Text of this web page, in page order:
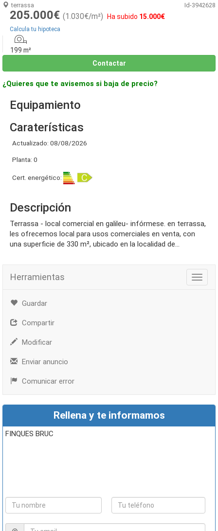
terrassa Id-3942628
205.000€ (1.030€/m²) Ha subido 15.000€
Calcula tu hipoteca
199 m²
Contactar
¿Quieres que te avisemos si baja de precio?
Equipamiento
Caraterísticas
Actualizado: 08/08/2026
Planta: 0
Cert. energético:
Descripción
terrassa - local comercial en galileu- infórmese. en terrassa,
les ofrecemos local para usos comerciales en venta, con
una superficie de 330 m², ubicado en la localidad de...
Herramientas
Guardar
Compartir
Modificar
Enviar anuncio
Comunicar error
Rellena y te informamos
FINQUES BRUC